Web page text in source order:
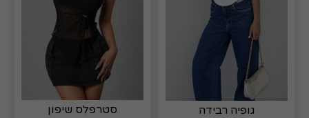
גופיה רבידה סטרפלס שיפון